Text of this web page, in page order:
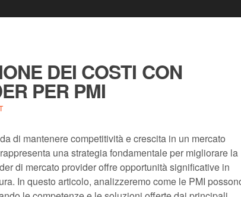
DEI COSTI CON
PER PMI
di mantenere competitività e crescita in un mercato
una strategia fondamentale per migliorare la
di mercato provider offre opportunità significative in
In questo articolo, analizzeremo come le PMI